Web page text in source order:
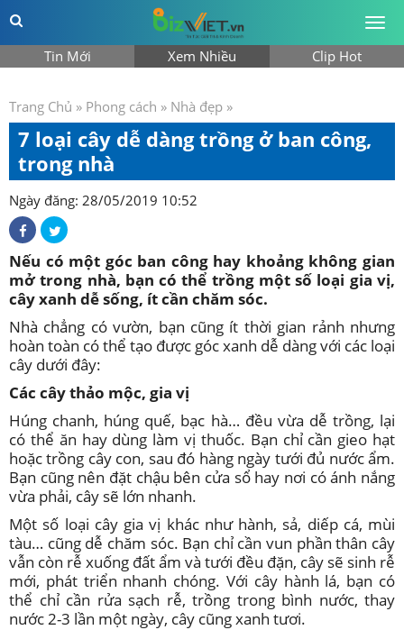
Tin Mới Xem Nhiều Clip Hot
Trang Chủ » Phong cách » Nhà đẹp »
7 loại cây dễ dàng trồng ở ban công,
trong nhà
Ngày đăng: 28/05/2019 10:52
Nếu có một góc ban công hay khoảng không gian
mở trong nhà, bạn có thể trồng một số loại gia vị,
cây xanh dễ sống, ít cần chăm sóc.
Nhà chẳng có vườn, bạn cũng ít thời gian rảnh nhưng
hoàn toàn có thể tạo được góc xanh dễ dàng với các loại
cây dưới đây:
Các cây thảo mộc, gia vị
Húng chanh, húng quế, bạc hà… đều vừa dễ trồng, lại
có thể ăn hay dùng làm vị thuốc. Bạn chỉ cần gieo hạt
hoặc trồng cây con, sau đó hàng ngày tưới đủ nước ẩm.
Bạn cũng nên đặt chậu bên cửa sổ hay nơi có ánh nắng
vừa phải, cây sẽ lớn nhanh.
Một số loại cây gia vị khác như hành, sả, diếp cá, mùi
tàu… cũng dễ chăm sóc. Bạn chỉ cần vun phần thân cây
vẫn còn rễ xuống đất ẩm và tưới đều đặn, cây sẽ sinh rễ
mới, phát triển nhanh chóng. Với cây hành lá, bạn có
thể chỉ cần rửa sạch rễ, trồng trong bình nước, thay
nước 2-3 lần một ngày, cây cũng xanh tươi.